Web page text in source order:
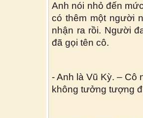
Anh nói nhỏ đến
có thêm một người
nhận ra rồi. Người
đã gọi tên cô.
- Anh là Vũ Kỳ. – Cô
không tưởng tượng